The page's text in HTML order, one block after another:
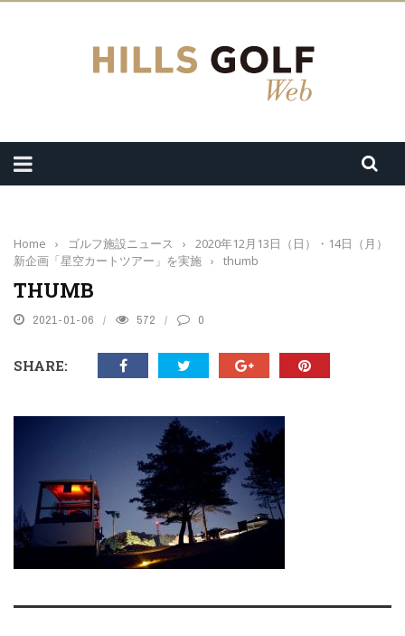
Home › ゴルフ施設ニュース ›
2020年12月13日（日）・14日（月）
新企画「星空カートツアー」を実施 › thumb
THUMB
2021-01-06 572 0
SHARE: